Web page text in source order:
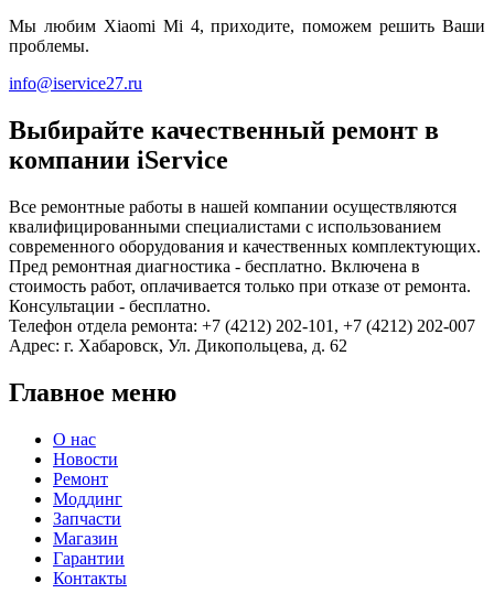
Мы любим Xiaomi Mi 4, приходите, поможем решить Ваши
проблемы.
info@iservice27.ru
Выбирайте качественный ремонт в
компании iService
Все ремонтные работы в нашей компании осуществляются
квалифицированными специалистами с использованием
современного оборудования и качественных комплектующих.
Пред ремонтная диагностика - бесплатно. Включена в
стоимость работ, оплачивается только при отказе от ремонта.
Консультации - бесплатно.
Телефон отдела ремонта: +7 (4212) 202-101, +7 (4212) 202-007
Адрес: г. Хабаровск, Ул. Дикопольцева, д. 62
Главное меню
О нас
Новости
Ремонт
Моддинг
Запчасти
Магазин
Гарантии
Контакты